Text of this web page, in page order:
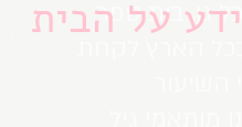
גן, בית ספר
הארץ לקחת
על הבית